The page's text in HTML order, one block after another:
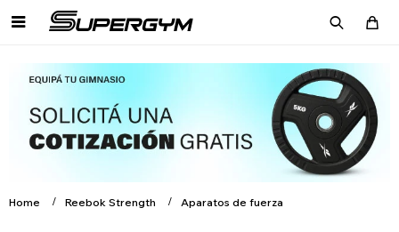

Home Reebok Strength Aparatos de fuerza